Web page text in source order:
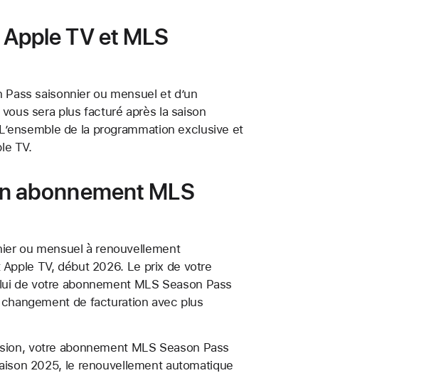
TV et MLS
saisonnier ou mensuel et d’un
sera plus facturé après la saison
de la programmation exclusive et
TV.
abonnement MLS
ou mensuel à renouvellement
TV, début 2026. Le prix de votre
de votre abonnement MLS Season Pass
de facturation avec plus
votre abonnement MLS Season Pass
2025, le renouvellement automatique